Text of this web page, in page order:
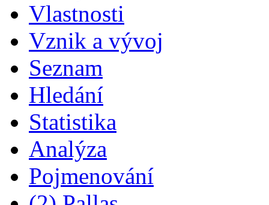
Vlastnosti
Vznik a vývoj
Seznam
Hledání
Statistika
Analýza
Pojmenování